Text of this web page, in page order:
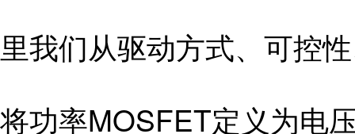
里我们从驱动方式、可控
将功率MOSFET定义为电